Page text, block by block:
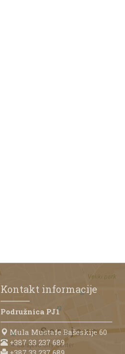
Kontakt informacije
Podružnica PJ1
Mula Mustafe Bašeskije 60
+387 33 237 689